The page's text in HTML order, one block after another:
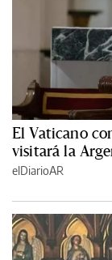
El Vaticano
visitará la
elDiarioAR